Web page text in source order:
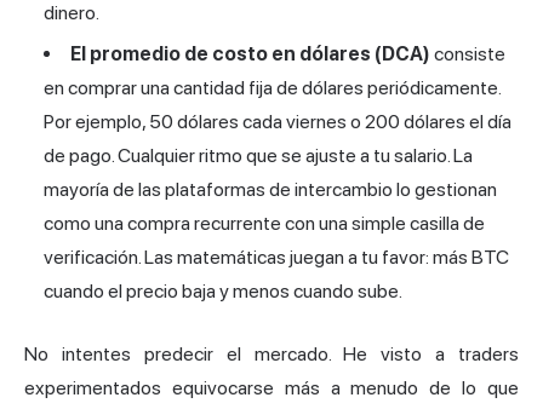
dinero.
El promedio de costo en dólares (DCA) consiste
en comprar una cantidad fija de dólares periódicamente.
Por ejemplo, 50 dólares cada viernes o 200 dólares el día
de pago. Cualquier ritmo que se ajuste a tu salario. La
mayoría de las plataformas de intercambio lo gestionan
como una compra recurrente con una simple casilla de
verificación. Las matemáticas juegan a tu favor: más BTC
cuando el precio baja y menos cuando sube.
No intentes predecir el mercado. He visto a traders
experimentados equivocarse más a menudo de lo que